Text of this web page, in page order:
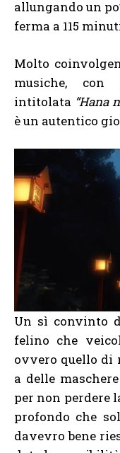
allungando un
ferma a 115
Molto
musiche,
intitolata “Hana
è un autentico
Un sì convinto
felino che
ovvero quello di
a delle
per non perdere
profondo che
davevro bene